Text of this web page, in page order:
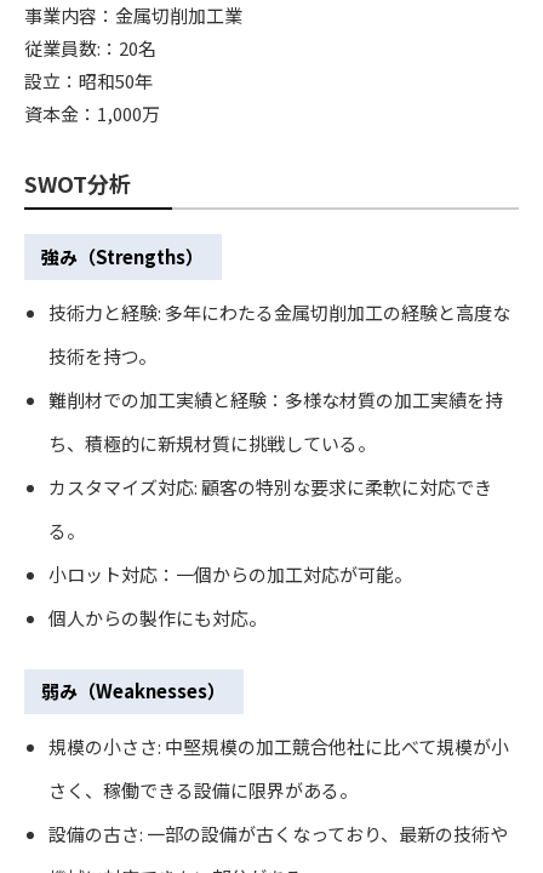
事業内容：金属切削加工業
従業員数:：20名
設立：昭和50年
資本金：1,000万
SWOT分析
強み（Strengths）
技術力と経験: 多年にわたる金属切削加工の経験と高度な
技術を持つ。
難削材での加工実績と経験：多様な材質の加工実績を持
ち、積極的に新規材質に挑戦している。
カスタマイズ対応: 顧客の特別な要求に柔軟に対応でき
る。
小ロット対応：一個からの加工対応が可能。
個人からの製作にも対応。
弱み（Weaknesses）
規模の小ささ: 中堅規模の加工競合他社に比べて規模が小
さく、稼働できる設備に限界がある。
設備の古さ: 一部の設備が古くなっており、最新の技術や